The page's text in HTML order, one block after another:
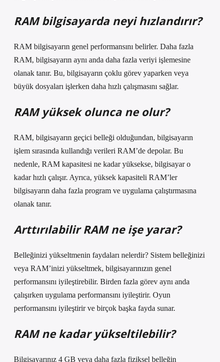
RAM bilgisayarda neyi hızlandırır?
RAM bilgisayarın genel performansını belirler. Daha fazla
RAM, bilgisayarın aynı anda daha fazla veriyi işlemesine
olanak tanır. Bu, bilgisayarın çoklu görev yaparken veya
büyük dosyaları işlerken daha hızlı çalışmasını sağlar.
RAM yüksek olunca ne olur?
RAM, bilgisayarın geçici belleği olduğundan, bilgisayarın
işlem sırasında kullandığı verileri RAM’de depolar. Bu
nedenle, RAM kapasitesi ne kadar yüksekse, bilgisayar o
kadar hızlı çalışır. Ayrıca, yüksek kapasiteli RAM’ler
bilgisayarın daha fazla program ve uygulama çalıştırmasına
olanak tanır.
Arttırılabilir RAM ne işe yarar?
Belleğinizi yükseltmenin faydaları nelerdir? Sistem belleğinizi
veya RAM’inizi yükseltmek, bilgisayarınızın genel
performansını iyileştirebilir. Birden fazla görev aynı anda
çalışırken uygulama performansını iyileştirir. Oyun
performansını iyileştirir ve birçok başka fayda sunar.
RAM ne kadar yükseltilebilir?
Bilgisayarınız 4 GB veya daha fazla fiziksel belleğin